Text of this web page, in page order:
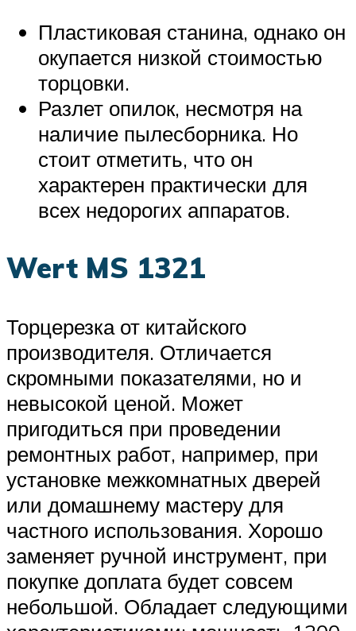
Пластиковая станина, однако он
окупается низкой стоимостью
торцовки.
Разлет опилок, несмотря на
наличие пылесборника. Но
стоит отметить, что он
характерен практически для
всех недорогих аппаратов.
Wert MS 1321
Торцерезка от китайского
производителя. Отличается
скромными показателями, но и
невысокой ценой. Может
пригодиться при проведении
ремонтных работ, например, при
установке межкомнатных дверей
или домашнему мастеру для
частного использования. Хорошо
заменяет ручной инструмент, при
покупке доплата будет совсем
небольшой. Обладает следующими